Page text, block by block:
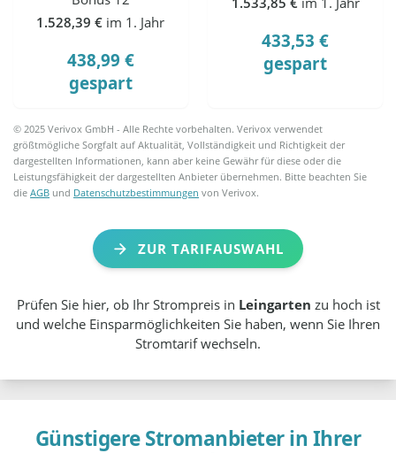
1.528,39 € im 1. Jahr
438,99 €
gespart
433,53 €
gespart
© 2025 Verivox GmbH - Alle Rechte vorbehalten. Verivox verwendet
größtmögliche Sorgfalt auf Aktualität, Vollständigkeit und Richtigkeit der
dargestellten Informationen, kann aber keine Gewähr für diese oder die
Leistungsfähigkeit der dargestellten Anbieter übernehmen. Bitte beachten Sie
dieAGB und Datenschutzbestimmungen von Verivox.
ZUR TARIFAUSWAHL
Prüfen Sie hier, ob Ihr Strompreis in Leingarten zu hoch ist
und welche Einsparmöglichkeiten Sie haben, wenn Sie Ihren
Stromtarif wechseln.
Günstigere Stromanbieter in Ihrer